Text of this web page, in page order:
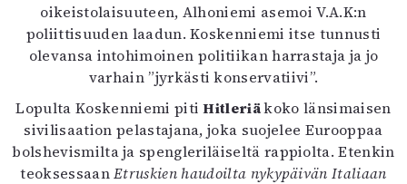
oikeistolaisuuteen, Alhoniemi asemoi V.A.K:n
poliittisuuden laadun. Koskenniemi itse tunnusti
olevansa intohimoinen politiikan harrastaja ja jo
varhain ”jyrkästi konservatiivi”.
Lopulta Koskenniemi pitiHitleriäkoko länsimaisen
sivilisaation pelastajana, joka suojelee Eurooppaa
bolshevismilta ja spengleriläiseltä rappiolta. Etenkin
teoksessaanEtruskien haudoilta nykypäivän Italiaan